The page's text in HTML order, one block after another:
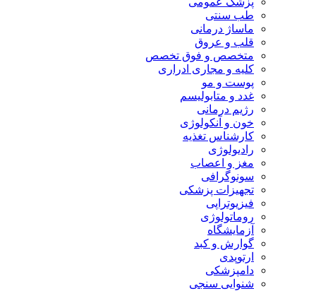
طب سنتی
ماساژ درمانی
قلب و عروق
متخصص و فوق تخصص
کلیه و مجاری ادراری
پوست و مو
غدد و متابولیسم
رژیم درمانی
خون و آنکولوژی
کارشناس تغذیه
رادیولوژی
مغز و اعصاب
سونوگرافی
تجهیزات پزشکی
فیزیوتراپی
روماتولوژی
آزمایشگاه
گوارش و کبد
ارتوپدی
دامپزشکی
شنوایی سنجی